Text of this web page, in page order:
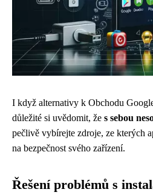
I když alternativy k Obchodu
důležité si uvědomit, že s sebou
pečlivě vybírejte zdroje, ze kterých
na bezpečnost svého zařízení.
Řešení problémů s